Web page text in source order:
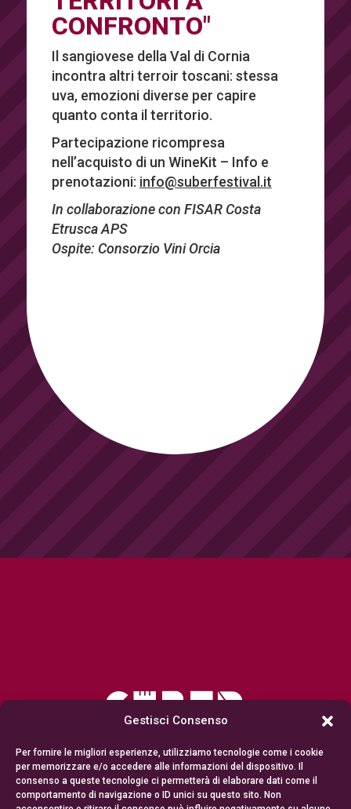
Gestisci Consenso
Per fornire le migliori esperienze, utilizziamo tecnologie come i cookie
per memorizzare e/o accedere alle informazioni del dispositivo. Il
consenso a queste tecnologie ci permetterà di elaborare dati come il
comportamento di navigazione o ID unici su questo sito. Non
CONFRONTO"
Il sangiovese della Val di Cornia
incontra altri terroir toscani: stessa
uva, emozioni diverse per capire
quanto conta il territorio.
Partecipazione ricompresa
nell’acquisto di un WineKit – Info e
prenotazioni: info@suberfestival.it
In collaborazione con FISAR Costa
Etrusca APS
Ospite: Consorzio Vini Orcia